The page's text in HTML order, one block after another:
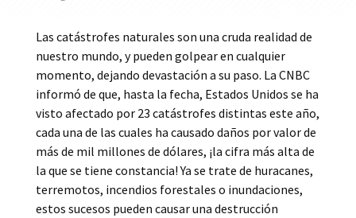
Las catástrofes naturales son una cruda realidad de
nuestro mundo, y pueden golpear en cualquier
momento, dejando devastación a su paso. La CNBC
informó de que, hasta la fecha, Estados Unidos se ha
visto afectado por 23 catástrofes distintas este año,
cada una de las cuales ha causado daños por valor de
más de mil millones de dólares, ¡la cifra más alta de
la que se tiene constancia! Ya se trate de huracanes,
terremotos, incendios forestales o inundaciones,
estos sucesos pueden causar una destrucción